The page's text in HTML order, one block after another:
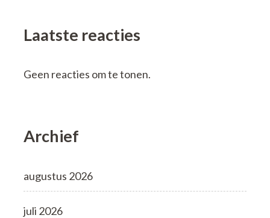
Laatste reacties
Geen reacties om te tonen.
Archief
augustus 2026
juli 2026